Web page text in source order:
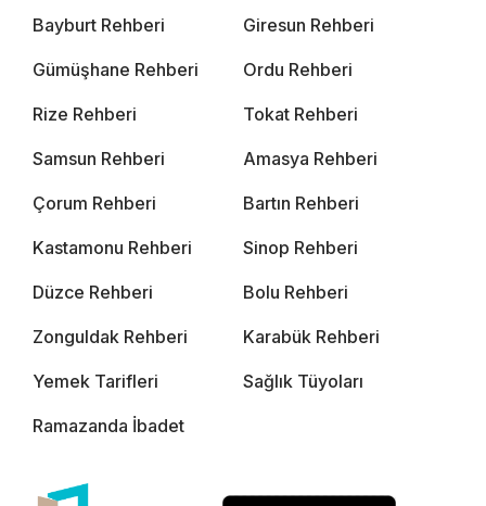
Bayburt Rehberi Giresun Rehberi
Gümüşhane Rehberi Ordu Rehberi
Rize Rehberi Tokat Rehberi
Samsun Rehberi Amasya Rehberi
Çorum Rehberi Bartın Rehberi
Kastamonu Rehberi Sinop Rehberi
Düzce Rehberi Bolu Rehberi
Zonguldak Rehberi Karabük Rehberi
Yemek Tarifleri Sağlık Tüyoları
Ramazanda İbadet